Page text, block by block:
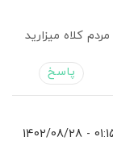
کلاه میزارید
پاسخ
01:15 - 1402/